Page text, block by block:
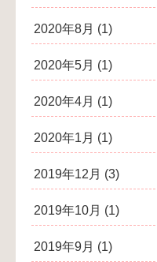
2020年8月 (1)
2020年5月 (1)
2020年4月 (1)
2020年1月 (1)
2019年12月 (3)
2019年10月 (1)
2019年9月 (1)